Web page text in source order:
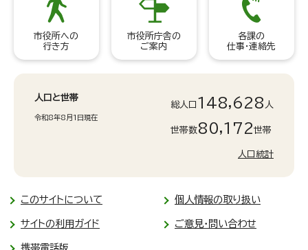
市役所への
行き方
市役所庁舎の
ご案内
各課の
仕事・連絡先
人口と世帯
令和8年8月1日現在
総人口 148,628 人
世帯数80,172世帯
人口統計
このサイトについて 個人情報の取り扱い
サイトの利用ガイド ご意見・問い合わせ
携帯電話版